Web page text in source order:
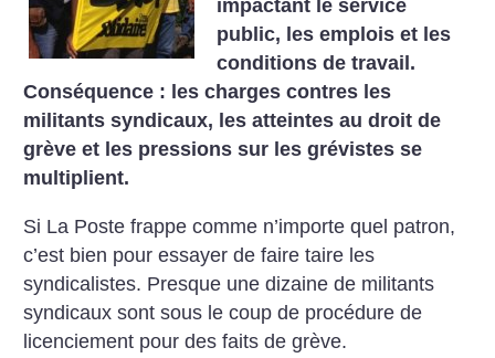
impactant le service
public, les emplois et les
conditions de travail.
Conséquence : les charges contres les
militants syndicaux, les atteintes au droit de
grève et les pressions sur les grévistes se
multiplient.
Si La Poste frappe comme n’importe quel patron,
c’est bien pour essayer de faire taire les
syndicalistes. Presque une dizaine de militants
syndicaux sont sous le coup de procédure de
licenciement pour des faits de grève.